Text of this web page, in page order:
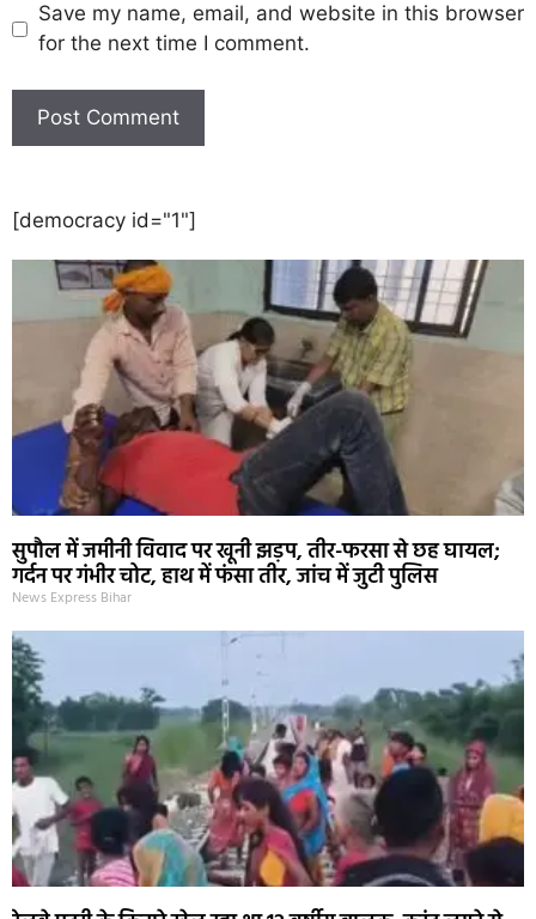
Save my name, email, and website in this browser
for the next time I comment.
[democracy id="1"]
सुपौल में जमीनी विवाद पर खूनी झड़प, तीर-फरसा से छह घायल;
गर्दन पर गंभीर चोट, हाथ में फंसा तीर, जांच में जुटी पुलिस
News Express Bihar